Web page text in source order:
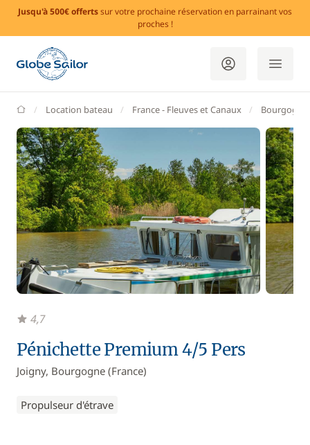
Jusqu'à 500€ offertssur votre prochaine réservation en parrainant vos
proches !
GlobeSailor
Location bateau France - Fleuves et Canaux Bourgogne
Pénichette Premium 4/5 Pers
Joigny, Bourgogne (France)
Propulseur d'étrave
4,7